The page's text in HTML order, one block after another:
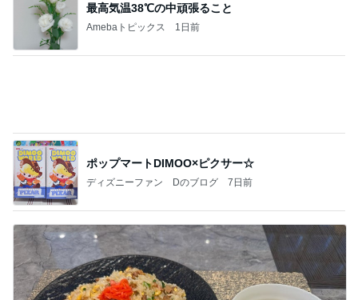
最高気温38℃の中頑張ること
Amebaトピックス 1日前
ポップマートDIMOO×ピクサー☆
ディズニーファン Dのブログ 7日前